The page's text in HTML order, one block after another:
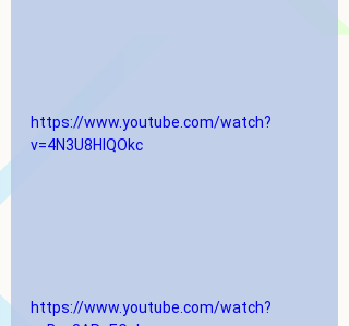
https://www.youtube.com/watch?
v=4N3U8HlQOkc
https://www.youtube.com/watch?